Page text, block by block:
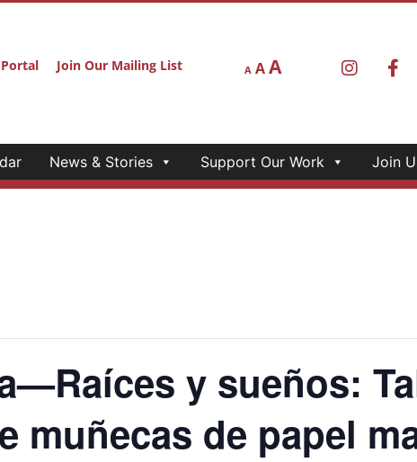
Join Our Mailing List A AA
News & Stories Support Our Work Join
y sueños:
muñecas de papel